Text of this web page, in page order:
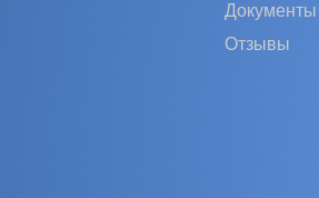
Документы
Отзывы